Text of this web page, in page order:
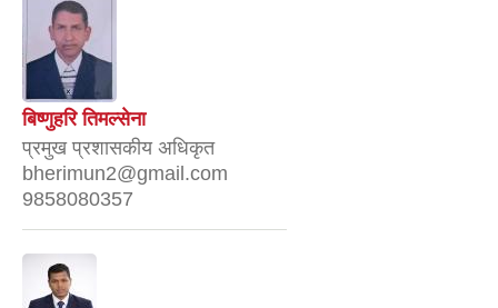
बिष्णुहरि तिमल्सेना
प्रमुख प्रशासकीय अधिकृत
bherimun2@gmail.com
9858080357